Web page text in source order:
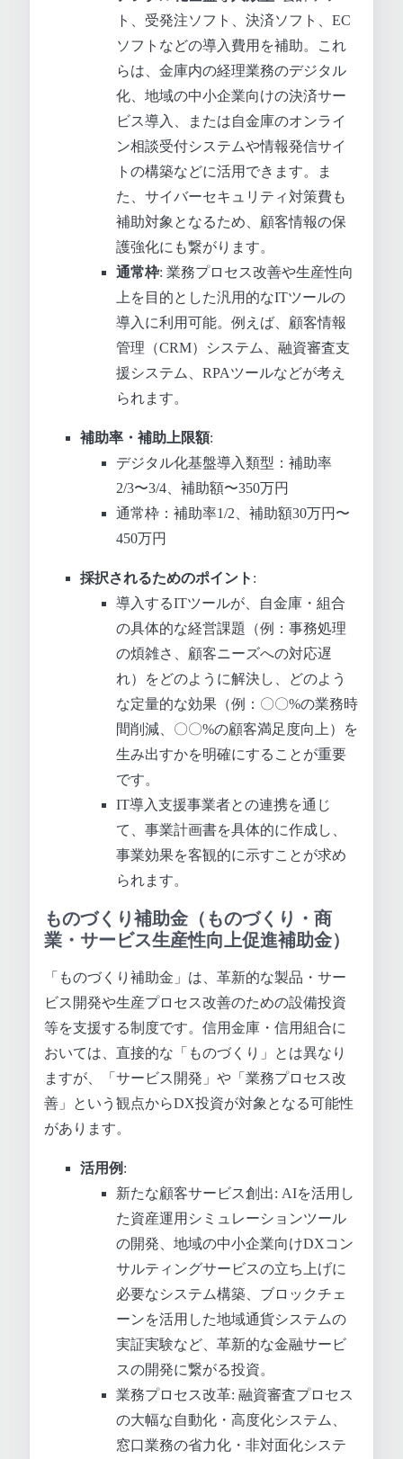
ト、受発注ソフト、決済ソフト、EC
ソフトなどの導入費用を補助。これ
らは、金庫内の経理業務のデジタル
化、地域の中小企業向けの決済サー
ビス導入、または自金庫のオンライ
ン相談受付システムや情報発信サイ
トの構築などに活用できます。ま
た、サイバーセキュリティ対策費も
補助対象となるため、顧客情報の保
護強化にも繋がります。
通常枠: 業務プロセス改善や生産性向
上を目的とした汎用的なITツールの
導入に利用可能。例えば、顧客情報
管理（CRM）システム、融資審査支
援システム、RPAツールなどが考え
られます。
補助率・補助上限額:
デジタル化基盤導入類型：補助率
2/3〜3/4、補助額〜350万円
通常枠：補助率1/2、補助額30万円〜
450万円
採択されるためのポイント :
導入するITツールが、自金庫・組合
の具体的な経営課題（例：事務処理
の煩雑さ、顧客ニーズへの対応遅
れ）をどのように解決し、どのよう
な定量的な効果（例：〇〇%の業務時
間削減、〇〇%の顧客満足度向上）を
生み出すかを明確にすることが重要
です。
IT導入支援事業者との連携を通じ
て、事業計画書を具体的に作成し、
事業効果を客観的に示すことが求め
られます。
ものづくり補助金（ものづくり・商
業・サービス生産性向上促進補助金）
「ものづくり補助金」は、革新的な製品・サー
ビス開発や生産プロセス改善のための設備投資
等を支援する制度です。信用金庫・信用組合に
おいては、直接的な「ものづくり」とは異なり
ますが、「サービス開発」や「業務プロセス改
善」という観点からDX投資が対象となる可能性
があります。
活用例 :
新たな顧客サービス創出: AIを活用し
た資産運用シミュレーションツール
の開発、地域の中小企業向けDXコン
サルティングサービスの立ち上げに
必要なシステム構築、ブロックチェ
ーンを活用した地域通貨システムの
実証実験など、革新的な金融サービ
スの開発に繋がる投資。
業務プロセス改革: 融資審査プロセス
の大幅な自動化・高度化システム、
窓口業務の省力化・非対面化システ